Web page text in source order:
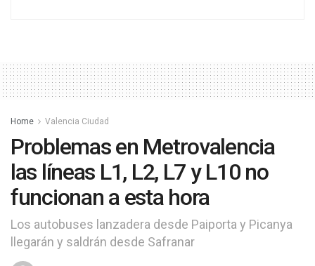
Home Valencia Ciudad
Problemas en Metrovalencia
las líneas L1, L2, L7 y L10 no
funcionan a esta hora
Los autobuses lanzadera desde Paiporta y Picanya
llegarán y saldrán desde Safranar